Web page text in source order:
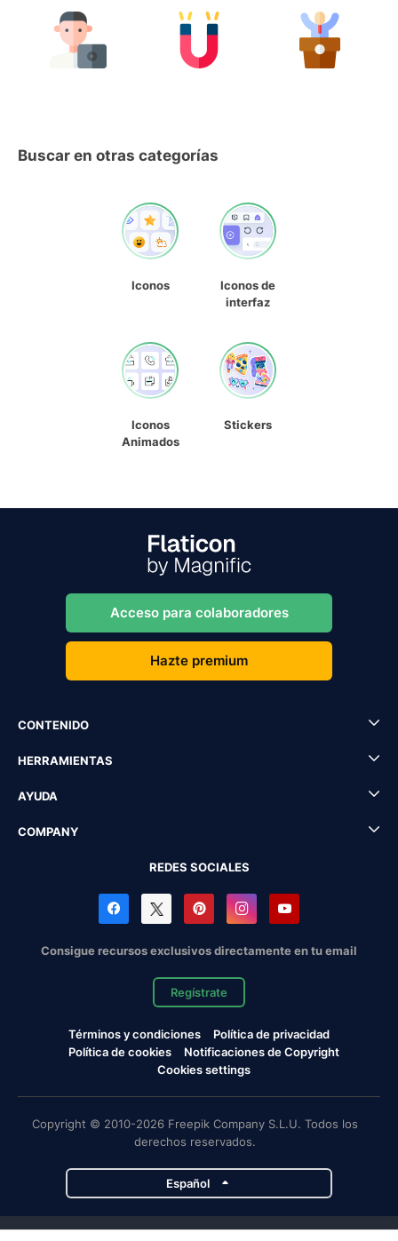
Buscar en otras categorías
Iconos
Iconos de
interfaz
Iconos
Animados
Stickers
Acceso para colaboradores
Hazte premium
CONTENIDO
HERRAMIENTAS
AYUDA
COMPANY
REDES SOCIALES
Consigue recursos exclusivos directamente en tu email
Regístrate
Términos y condiciones
Política de privacidad
Política de cookies
Notificaciones de Copyright
Cookies settings
Copyright © 2010-2026 Freepik Company S.L.U. Todos los
derechos reservados.
Español